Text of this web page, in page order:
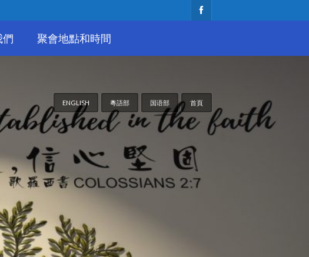
們 聚會地點和時間
ENGLISH 粵語部 国语部 首頁